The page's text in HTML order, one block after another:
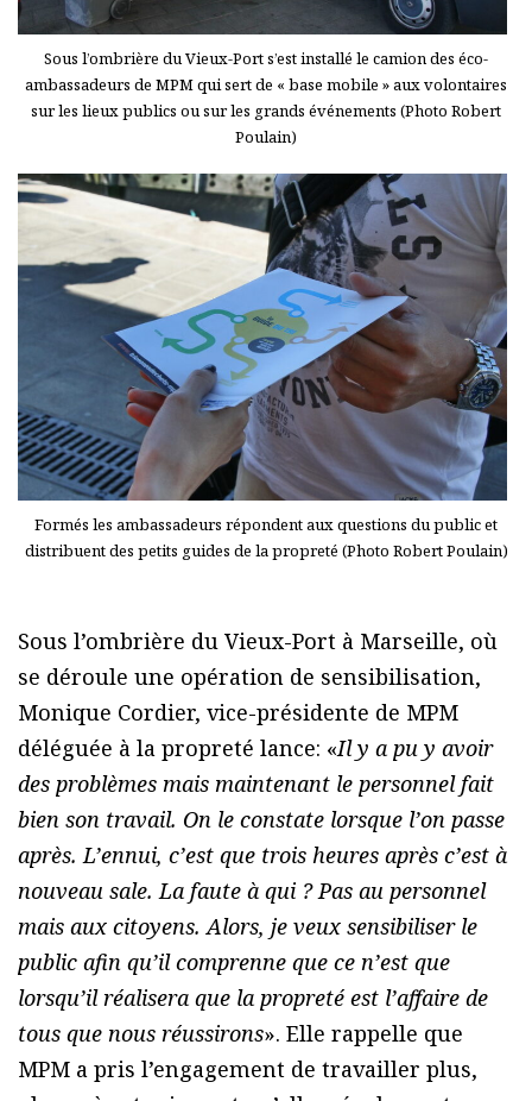
Sous l’ombrière du Vieux-Port s’est installé le camion des éco-
ambassadeurs de MPM qui sert de « base mobile » aux volontaires
sur les lieux publics ou sur les grands événements (Photo Robert
Poulain)
Formés les ambassadeurs répondent aux questions du public et
distribuent des petits guides de la propreté (Photo Robert Poulain)
Sous l’ombrière du Vieux-Port à Marseille, où
se déroule une opération de sensibilisation,
Monique Cordier, vice-présidente de MPM
déléguée à la propreté lance: «Il y a pu y avoir
des problèmes mais maintenant le personnel fait
bien son travail. On le constate lorsque l’on passe
après. L’ennui, c’est que trois heures après c’est à
nouveau sale. La faute à qui ? Pas au personnel
mais aux citoyens. Alors, je veux sensibiliser le
public afin qu’il comprenne que ce n’est que
lorsqu’il réalisera que la propreté est l’affaire de
tous que nous réussirons». Elle rappelle que
MPM a pris l’engagement de travailler plus,